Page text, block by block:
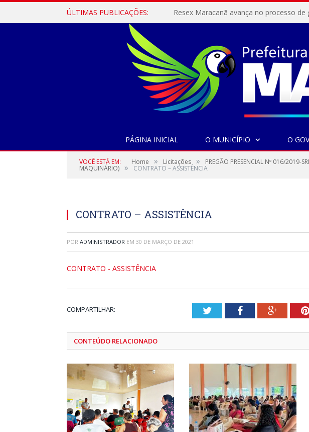
ÚLTIMAS PUBLICAÇÕES:
PÁGINA INICIAL O MUNICÍPIO O
VOCÊ ESTÁ EM: Home » Licitações » PREGÃO PRESENCIAL Nº 016/2019-
MAQUINÁRIO) » CONTRATO – ASSISTÊNCIA
CONTRATO – ASSISTÊNCIA
POR ADMINISTRADOR EM 30 DE MARÇO DE 2021
CONTRATO - ASSISTÊNCIA
COMPARTILHAR: TwitterFacebookGoogle+
CONTEÚDO RELACIONADO